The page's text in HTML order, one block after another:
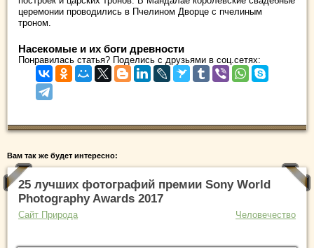
церемонии проводились в Пчелином Дворце с пчелиным
троном.
Насекомые и их боги древности
Понравилась статья? Поделись с друзьями в соц.сетях:
Вам так же будет интересно:
25 лучших фотографий премии Sony World
Photography Awards 2017
Сайт Природа Человечество